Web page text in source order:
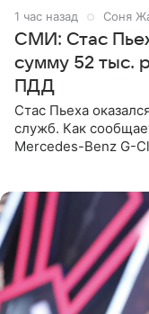
1 час назад Соня
СМИ: Стас
сумму 52 тыс.
ПДД
Стас Пьеха
служб. Как
Mercedes-Benz G-